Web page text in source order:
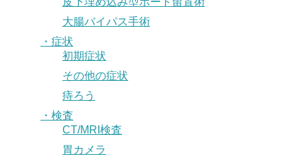
大腸バイパス手術
・症状
初期症状
その他の症状
痔ろう
・検査
CT/MRI検査
胃カメラ